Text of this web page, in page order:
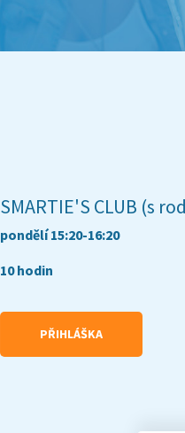
SMARTIE'S CLUB (s
pondělí 15:20-16:20
10 hodin
PŘIHLÁŠKA